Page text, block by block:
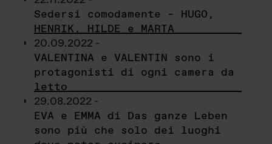
Sedersi comodamente – HUGO,
HENRIK, HILDE e MARTA
20.09.2022 -
VALENTINA e VALENTIN sono i
protagonisti di ogni camera da
letto
29.08.2022 -
EVA e EMMA di Das ganze Leben
sono più che solo dei luoghi